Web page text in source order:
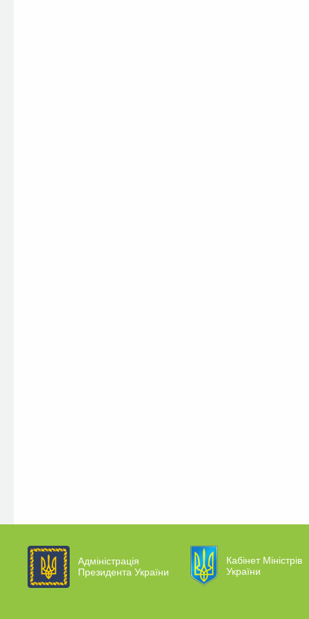
Адміністрація
Президента України
Кабінет Міністрів
України